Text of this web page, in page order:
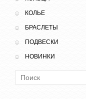
КОЛЬЕ
БРАСЛЕТЫ
ПОДВЕСКИ
НОВИНКИ
Поиск: